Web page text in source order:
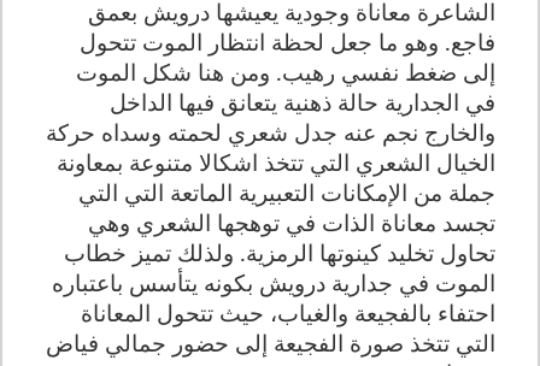
الشاعرة معاناة وجودية يعيشها درويش بعمق
فاجع. وهو ما جعل لحظة انتظار الموت تتحول
إلى ضغط نفسي رهيب. ومن هنا شكل الموت
في الجدارية حالة ذهنية يتعانق فيها الداخل
والخارج نجم عنه جدل شعري لحمته وسداه حركة
الخيال الشعري التي تتخذ اشكالا متنوعة بمعاونة
جملة من الإمكانات التعبيرية الماتعة التي التي
تجسد معاناة الذات في توهجها الشعري وهي
تحاول تخليد كينوتها الرمزية. ولذلك تميز خطاب
الموت في جدارية درويش بكونه يتأسس باعتباره
احتفاء بالفجيعة والغياب، حيث تتحول المعاناة
التي تتخذ صورة الفجيعة إلى حضور جمالي فياض